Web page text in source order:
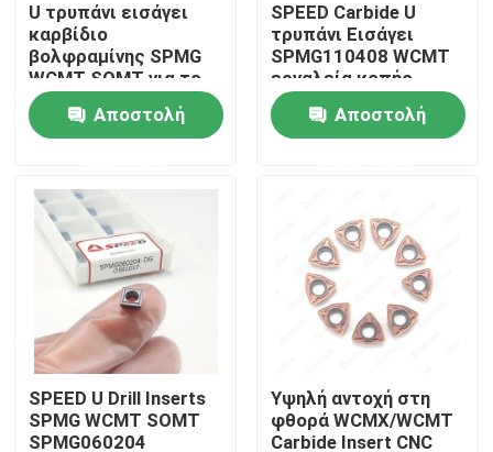
Σχετικά με εμάς
Γύρος εργοστασίων
επαφή
Όλες οι περιπτώσεις
Ένθετο άλεσης καρβιδίου
U τρυπάνι εισάγει
καρβίδιο
βολφραμίνης SPMG
WCMT SOMT για το
κοπτικό κοπτήρα
Αποστολή
SPEED Carbide U
τρυπάνι Εισάγει
SPMG110408 WCMT
εργαλεία κοπής
Carbide Tungsten
Αποστολή
SPEED U Drill Inserts
SPMG WCMT SOMT
SPMG060204
Υψηλή αντοχή στη
φθορά WCMX/WCMT
Carbide Insert CNC